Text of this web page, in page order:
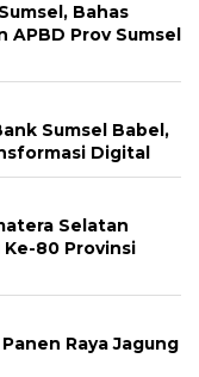
Bahas
Prov Sumsel
Sumsel Babel,
Digital
Selatan
Ke-80 Provinsi
Raya Jagung